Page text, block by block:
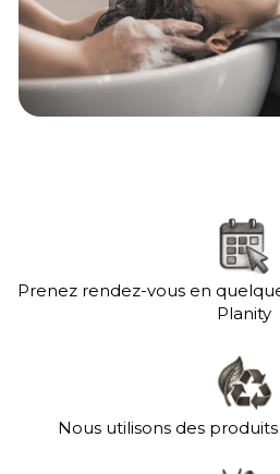
Prenez rendez-vous en
Planity
Nous utilisons des